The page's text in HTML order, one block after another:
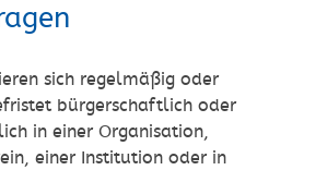
sich regelmäßig oder
bürgerschaftlich oder
in einer Organisation,
einer Institution oder in